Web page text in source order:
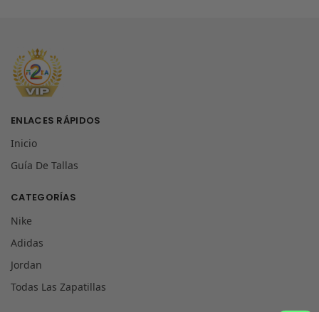
ENLACES RÁPIDOS
Inicio
Guía De Tallas
CATEGORÍAS
Nike
Adidas
Jordan
Todas Las Zapatillas